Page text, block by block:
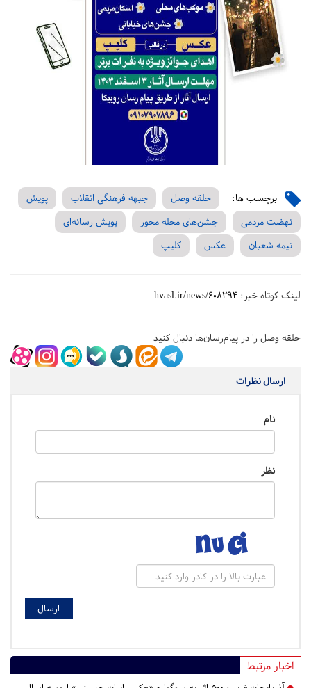
برچسب ها: حلقه وصل جبهه فرهنگی انقلاب
پویش
نهضت مردمی
جشن‌های محله محور
پویش رسانه‌ای
نیمه شعبان
عکس کلیپ
لینک کوتاه خبر: hvasl.ir/news/608294
حلقه وصل را در پیام‌رسان‌ها دنبال کنید
ارسال نظرات
نام
نظر
اخبار مرتبط